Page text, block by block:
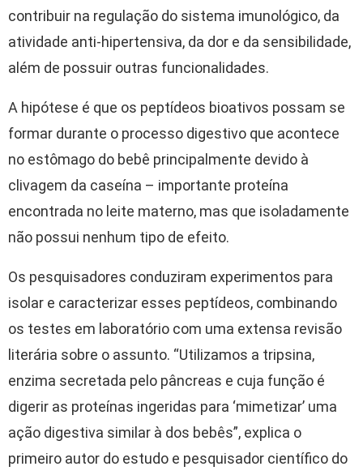
contribuir na regulação do sistema imunológico, da
atividade anti-hipertensiva, da dor e da sensibilidade,
além de possuir outras funcionalidades.
A hipótese é que os peptídeos bioativos possam se
formar durante o processo digestivo que acontece
no estômago do bebê principalmente devido à
clivagem da caseína – importante proteína
encontrada no leite materno, mas que isoladamente
não possui nenhum tipo de efeito.
Os pesquisadores conduziram experimentos para
isolar e caracterizar esses peptídeos, combinando
os testes em laboratório com uma extensa revisão
literária sobre o assunto. “Utilizamos a tripsina,
enzima secretada pelo pâncreas e cuja função é
digerir as proteínas ingeridas para ‘mimetizar’ uma
ação digestiva similar à dos bebês”, explica o
primeiro autor do estudo e pesquisador científico do